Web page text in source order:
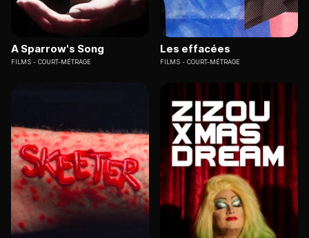
A Sparrow's Song
FILMS COURT-MÉTRAGE
Les effacées
FILMS COURT-MÉTRAGE